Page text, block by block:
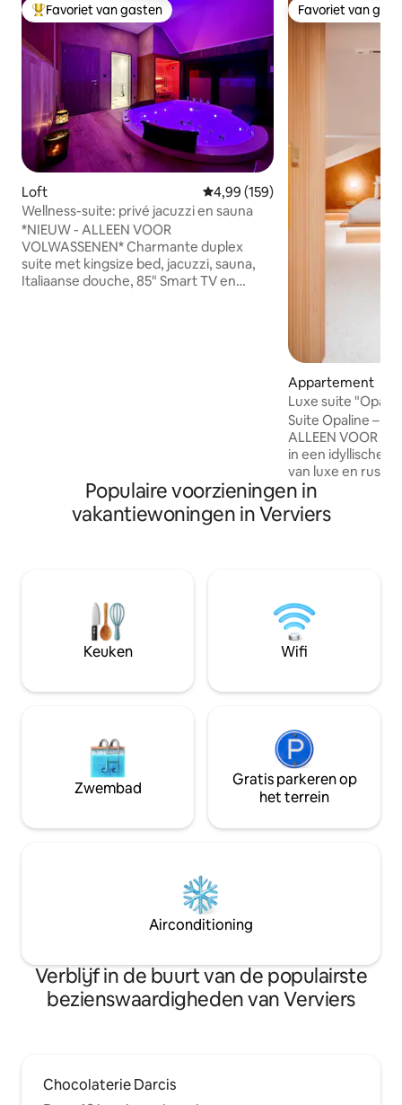
Topfavoriet van gasten
Favoriet van gasten
Loft Gemiddelde beoordeling van
4,99 (159)
Wellness-suite: privé jacuzzi en sauna
*NIEUW - ALLEEN VOOR
VOLWASSENEN* Charmante duplex
suite met kingsize bed, jacuzzi, sauna,
Italiaanse douche, 85" Smart TV en
Favoriet van
Favoriet van
Appartement
Luxe suite
Suite Opaline –
ALLEEN VOOR
in een idyllische
van luxe en rust
Kingsize bed,
privésauna en
Opaline Suite is
massages of
ontspanning.
Behalve op
sluitingsdagen
Populaire voorzieningen in
vakantiewoningen in Verviers
Keuken Wifi
Zwembad
Gratis parkeren op
het terrein
Airconditioning
Verblijf in de buurt van de populairste
bezienswaardigheden van Verviers
Chocolaterie Darcis